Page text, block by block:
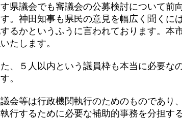
す県議会でも審議会の公募検討について前
す。神田知事も県民の意見を幅広く聞くに
るかというふうに言われております。本
たします。
、５人以内という議員枠も本当に必要な
。
会等は行政機関執行のためのものであり
執行するために必要な補助的事務を分担す